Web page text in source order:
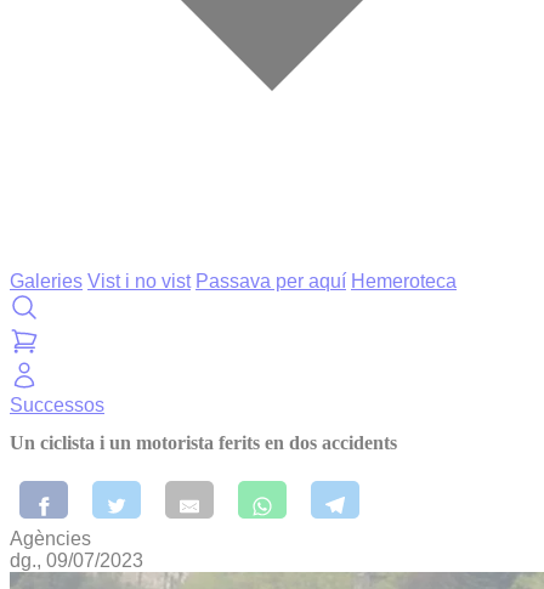
Galeries Vist i no vist Passava per aquí Hemeroteca
Successos
Un ciclista i un motorista ferits en dos accidents
Agències
dg., 09/07/2023